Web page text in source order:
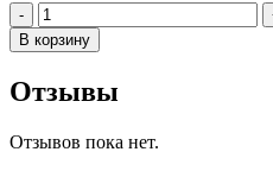
Количество
товара
Табак
Нарезке
(Burley)
В корзину
Отзывы
Отзывов пока нет.